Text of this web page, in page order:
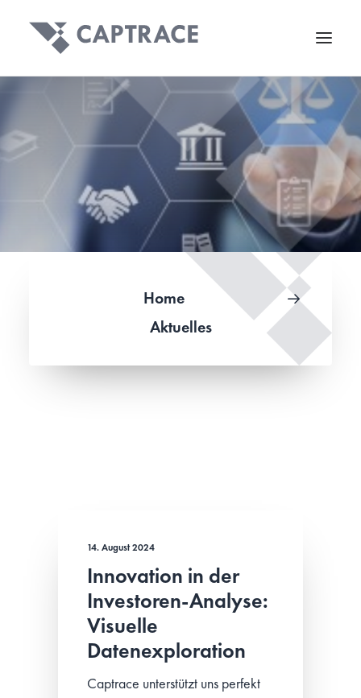
Home
Aktuelles
14. August 2024
Innovation in der
Investoren-Analyse:
Visuelle
Datenexploration
Captrace unterstützt uns perfekt